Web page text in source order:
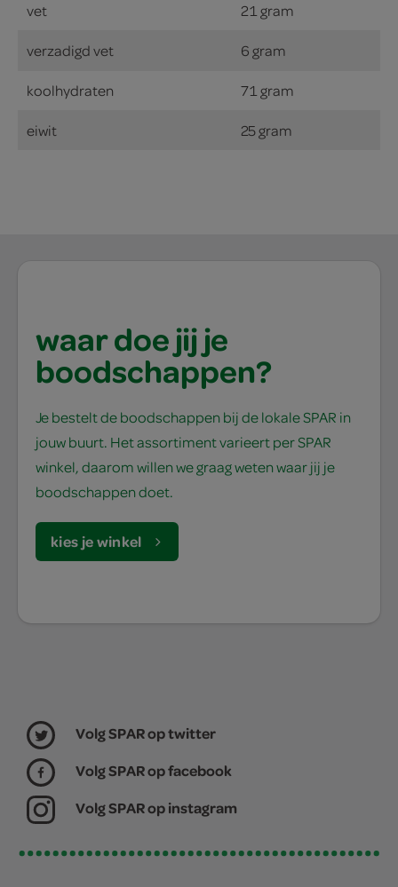
vet 21 gram
verzadigd vet 6 gram
koolhydraten 71 gram
eiwit 25 gram
waar doe jij je
boodschappen?
Je bestelt de boodschappen bij de lokale SPAR in
jouw buurt. Het assortiment varieert per SPAR
winkel, daarom willen we graag weten waar jij je
boodschappen doet.
kies je winkel
Volg SPAR op twitter
Volg SPAR op facebook
Volg SPAR op instagram